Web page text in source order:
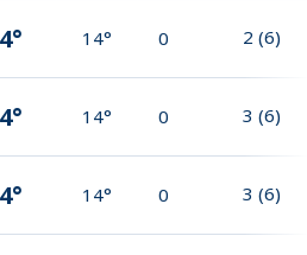
14° 0 2 (6)
14° 0 3 (6)
14° 0 3 (6)